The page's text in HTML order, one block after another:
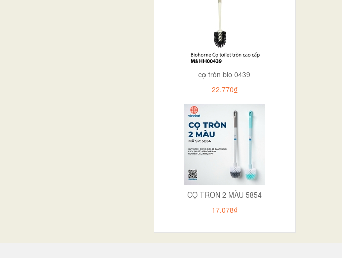
cọ tròn bio 0439
22.770₫
CỌ TRÒN 2 MÀU 5854
17.078₫